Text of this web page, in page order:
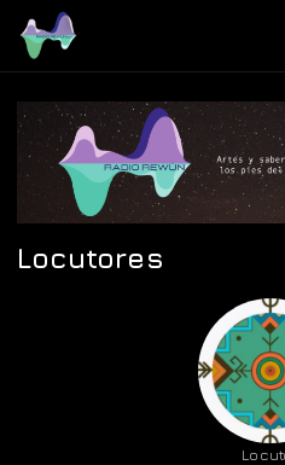
Locutores